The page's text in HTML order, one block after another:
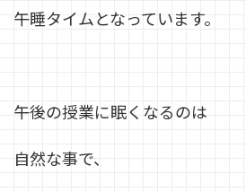
午睡タイムとなっています。
午後の授業に眠くなるのは
自然な事で、